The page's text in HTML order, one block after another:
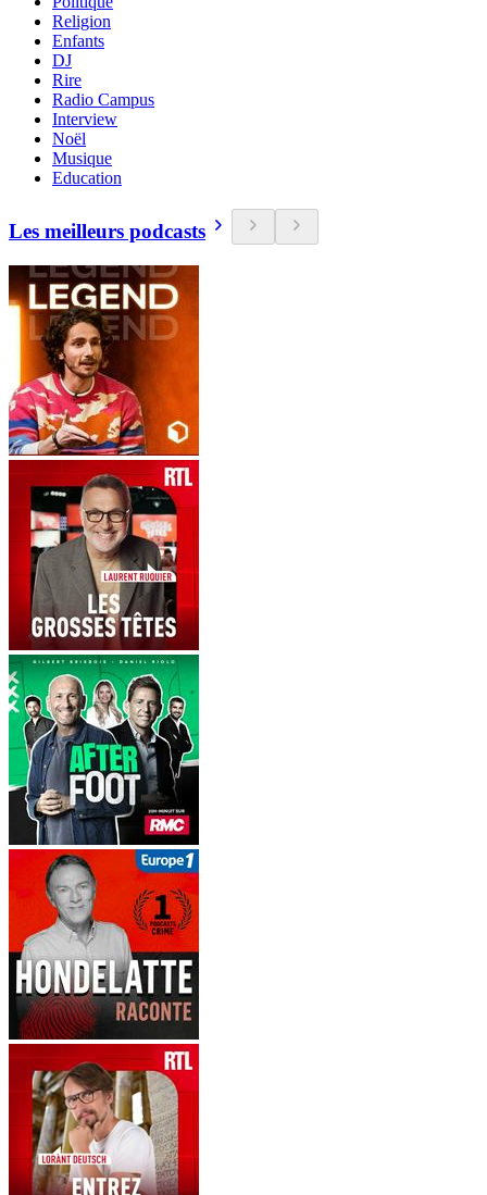
Religion
Enfants
DJ
Rire
Radio Campus
Interview
Noël
Musique
Education
Les meilleurs podcasts